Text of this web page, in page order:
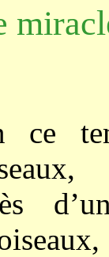
ce